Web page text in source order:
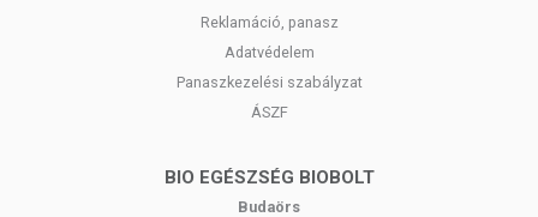
Reklamáció, panasz
Adatvédelem
Panaszkezelési szabályzat
ÁSZF
BIO EGÉSZSÉG BIOBOLT
Budaörs